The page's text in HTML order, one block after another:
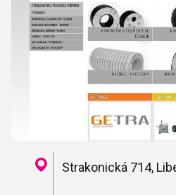
Strakonická 714,